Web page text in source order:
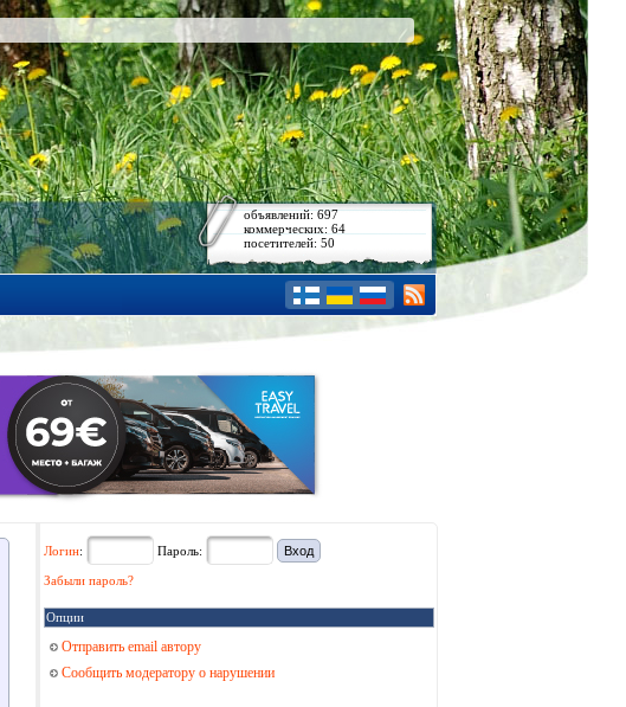
объявлений: 697
коммерческих: 64
посетителей: 50
Логин: Пароль:
Забыли пароль?
Опции
Отправить email автору
Сообщить модератору о нарушении